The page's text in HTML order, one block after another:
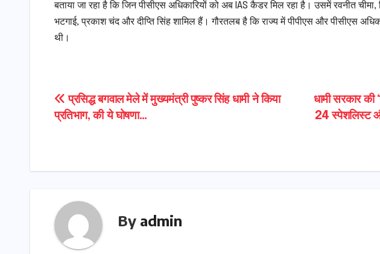
बताया जा रहा है कि जिन पीसीएस अधिकारियों को अब IAS कैडर मिल रहा है। उसमें रवनीत चीमा,
भटगाई, प्रकाश चंद और दीप्ति सिंह शामिल हैं। गौरतलब है कि राज्य में पीपीएस और पीसीएस
थी।
Post
navigation
धामी सरकार की
24 स्पेशलिस्ट
प्रसिद्ध बगवाल मेले में मुख्यमंत्री पुष्कर सिंह धामी ने किया
प्रतिभाग, की ये घोषणा…
By admin